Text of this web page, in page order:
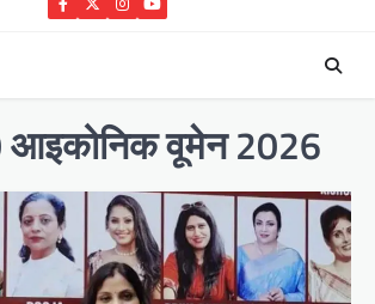
Facebook
TwitterInstagram
YouTube
आइकोनिक वूमेन 2026